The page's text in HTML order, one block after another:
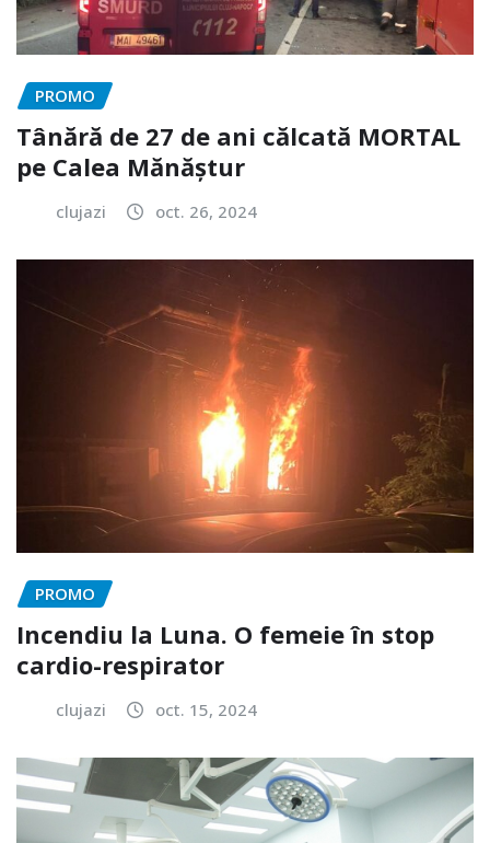
PROMO
Tânără de 27 de ani călcată MORTAL
pe Calea Mănăștur
clujazi oct. 26, 2024
PROMO
Incendiu la Luna. O femeie în stop
cardio-respirator
clujazi oct. 15, 2024